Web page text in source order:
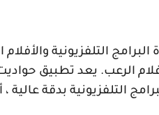
التلفزيونية والأفلام
وأفلام الرعب. يعد تطبيق
التلفزيونية بدقة عالية ،